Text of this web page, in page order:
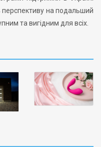
на подальший
та вигідним для всіх.